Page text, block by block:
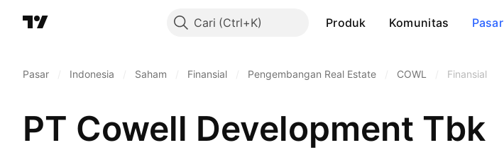
Cari Produk Komunitas Pasar
Pasar Indonesia Saham Finansial Pengembangan Real Estate COWL Finansial
PT Cowell Development Tbk